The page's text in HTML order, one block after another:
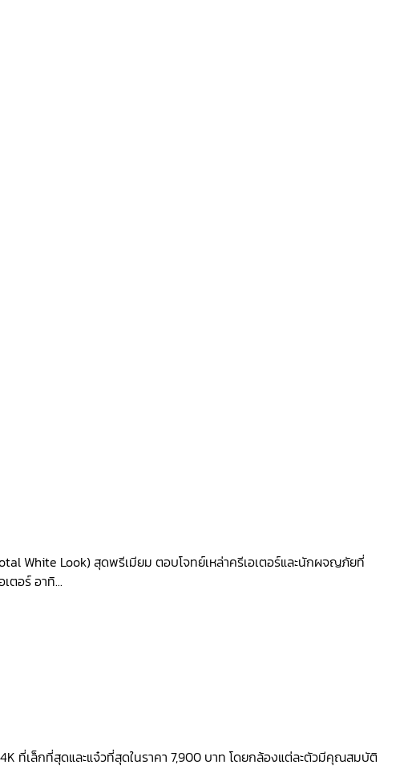
White Look) สุดพรีเมียม ตอบโจทย์เหล่าครีเอเตอร์และนักผจญภัยที่
ตอร์ อาทิ...
ที่เล็กที่สุดและแจ๋วที่สุดในราคา 7,900 บาท โดยกล้องแต่ละตัวมีคุณสมบัติ